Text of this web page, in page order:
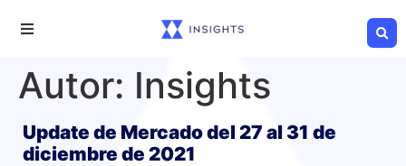
Autor: Insights
Update de Mercado del 27 al 31 de
diciembre de 2021